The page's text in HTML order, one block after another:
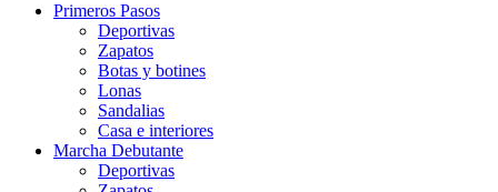
Primeros Pasos
Deportivas
Zapatos
Botas y botines
Lonas
Sandalias
Casa e interiores
Marcha Debutante
Deportivas